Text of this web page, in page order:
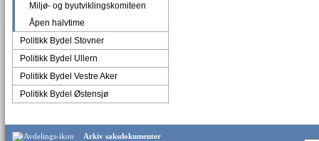
Miljø- og byutviklingskomiteen
Åpen halvtime
Politikk Bydel Stovner
Politikk Bydel Ullern
Politikk Bydel Vestre Aker
Politikk Bydel Østensjø
Arkiv saksdokumenter